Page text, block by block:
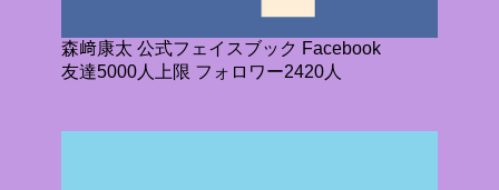
森﨑康太 公式フェイスブック Facebook
友達5000人上限 フォロワー2420人